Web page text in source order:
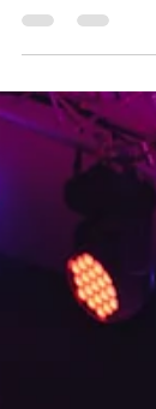
Ριάλτο,